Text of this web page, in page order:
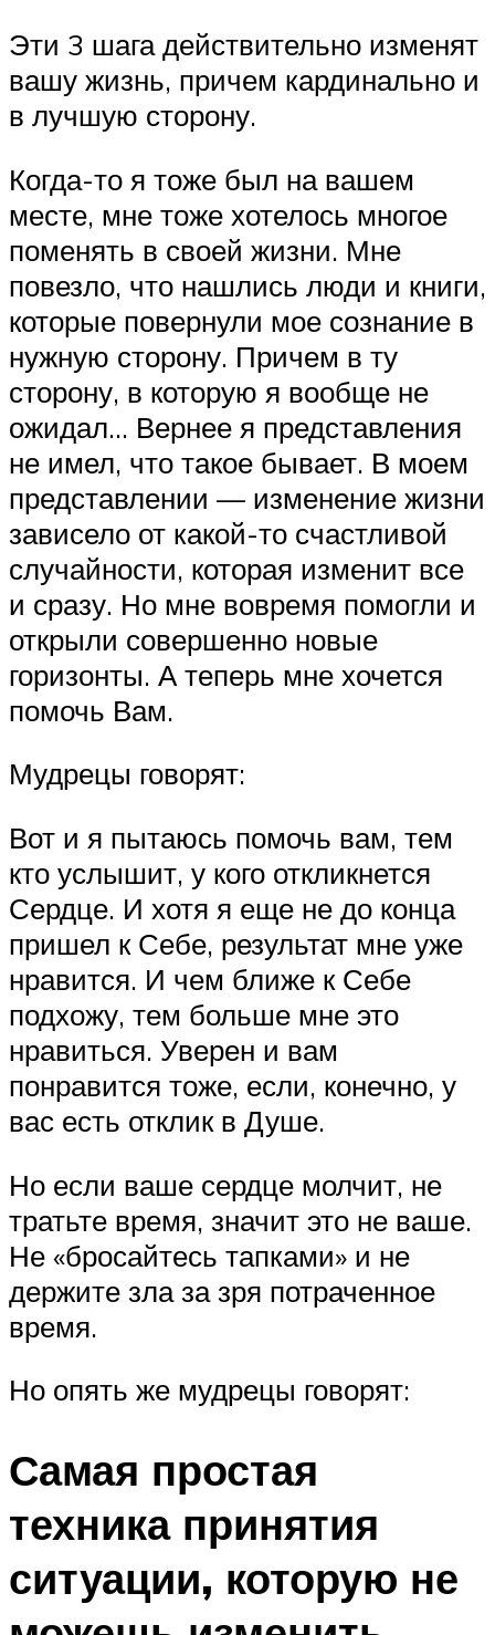
Эти 3 шага действительно изменят
вашу жизнь, причем кардинально и
в лучшую сторону.
Когда-то я тоже был на вашем
месте, мне тоже хотелось многое
поменять в своей жизни. Мне
повезло, что нашлись люди и книги,
которые повернули мое сознание в
нужную сторону. Причем в ту
сторону, в которую я вообще не
ожидал… Вернее я представления
не имел, что такое бывает. В моем
представлении — изменение жизни
зависело от какой-то счастливой
случайности, которая изменит все
и сразу. Но мне вовремя помогли и
открыли совершенно новые
горизонты. А теперь мне хочется
помочь Вам.
Мудрецы говорят:
Вот и я пытаюсь помочь вам, тем
кто услышит, у кого откликнется
Сердце. И хотя я еще не до конца
пришел к Себе, результат мне уже
нравится. И чем ближе к Себе
подхожу, тем больше мне это
нравиться. Уверен и вам
понравится тоже, если, конечно, у
вас есть отклик в Душе.
Но если ваше сердце молчит, не
тратьте время, значит это не ваше.
Не «бросайтесь тапками» и не
держите зла за зря потраченное
время.
Но опять же мудрецы говорят:
Самая простая
техника принятия
ситуации, которую не